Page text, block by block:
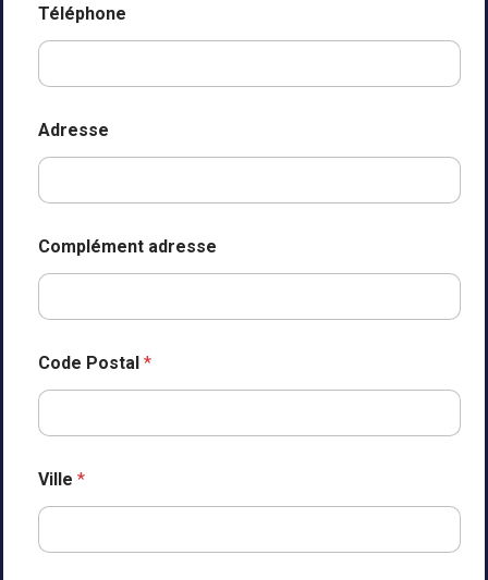
p
é
m
t
Téléphone
Adresse
Complément adresse
Code Postal *
Ville *